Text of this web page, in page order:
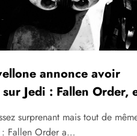
annonce avoir
Jedi : Fallen Order,
surprenant mais tout de
: Fallen Order a…